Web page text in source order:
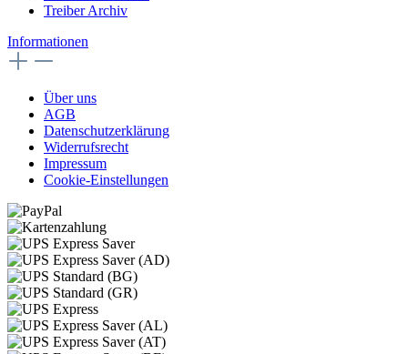
Treiber Archiv
Informationen
Über uns
AGB
Datenschutzerklärung
Widerrufsrecht
Impressum
Cookie-Einstellungen